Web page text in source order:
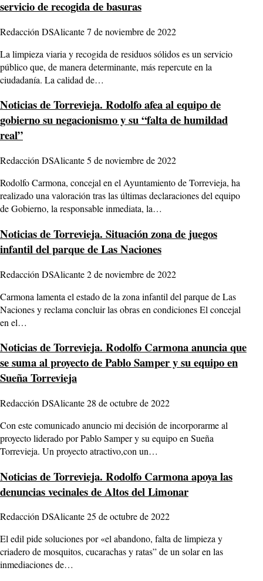
servicio de recogida de basuras
Redacción DSAlicante7 de noviembre de 2022
La limpieza viaria y recogida de residuos sólidos es un servicio
público que, de manera determinante, más repercute en la
ciudadanía. La calidad de…
Noticias de Torrevieja. Rodolfo afea al equipo de
gobierno su negacionismo y su “falta de humildad
real”
Redacción DSAlicante5 de noviembre de 2022
Rodolfo Carmona, concejal en el Ayuntamiento de Torrevieja, ha
realizado una valoración tras las últimas declaraciones del equipo
de Gobierno, la responsable inmediata, la…
Noticias de Torrevieja. Situación zona de juegos
infantil del parque de Las Naciones
Redacción DSAlicante2 de noviembre de 2022
Carmona lamenta el estado de la zona infantil del parque de Las
Naciones y reclama concluir las obras en condiciones El concejal
en el…
Noticias de Torrevieja. Rodolfo Carmona anuncia que
se suma al proyecto de Pablo Samper y su equipo en
Sueña Torrevieja
Redacción DSAlicante28 de octubre de 2022
Con este comunicado anuncio mi decisión de incorporarme al
proyecto liderado por Pablo Samper y su equipo en Sueña
Torrevieja. Un proyecto atractivo,con un…
Noticias de Torrevieja. Rodolfo Carmona apoya las
denuncias vecinales de Altos del Limonar
Redacción DSAlicante25 de octubre de 2022
El edil pide soluciones por «el abandono, falta de limpieza y
criadero de mosquitos, cucarachas y ratas” de un solar en las
inmediaciones de…